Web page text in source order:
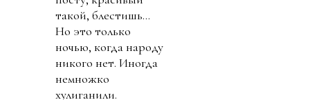
такой, блестишь...
Но это только
ночью, когда народу
никого нет. Иногда
немножко
хулиганили.